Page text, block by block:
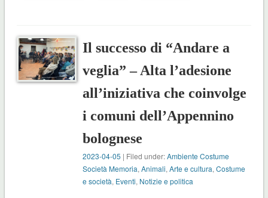
Il successo di “Andare a
veglia” – Alta l’adesione
all’iniziativa che coinvolge
i comuni dell’Appennino
bolognese
2023-04-05 | Filed under:Ambiente Costume
Società Memoria,Animali,Arte e cultura,Costume
e società, Eventi, Notizie e politica